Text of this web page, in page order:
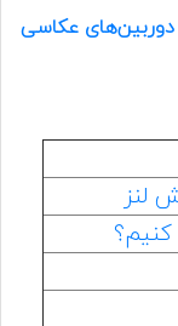
دوربین‌های عکاسی
لنز
کنیم؟